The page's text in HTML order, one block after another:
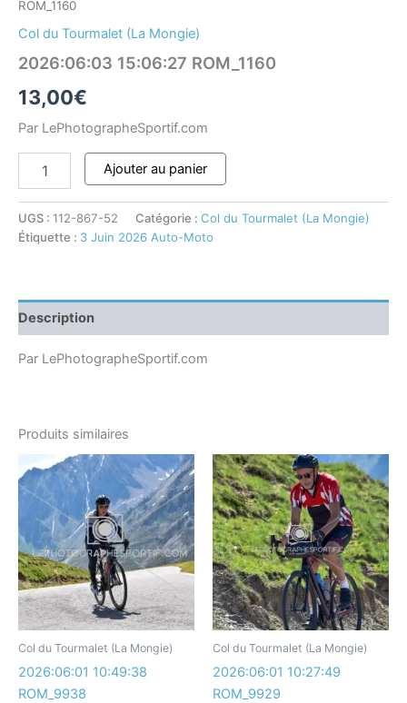
ROM_1160
Col du Tourmalet (La Mongie)
2026:06:03 15:06:27 ROM_1160
13,00€
Par LePhotographeSportif.com
Ajouter au panier
UGS : 112-867-52 Catégorie : Col du Tourmalet (La Mongie)
Étiquette : 3 Juin 2026 Auto-Moto
Description
Par LePhotographeSportif.com
Produits similaires
Col du Tourmalet (La Mongie)
2026:06:01 10:49:38
ROM_9938
Col du Tourmalet (La Mongie)
2026:06:01 10:27:49
ROM_9929